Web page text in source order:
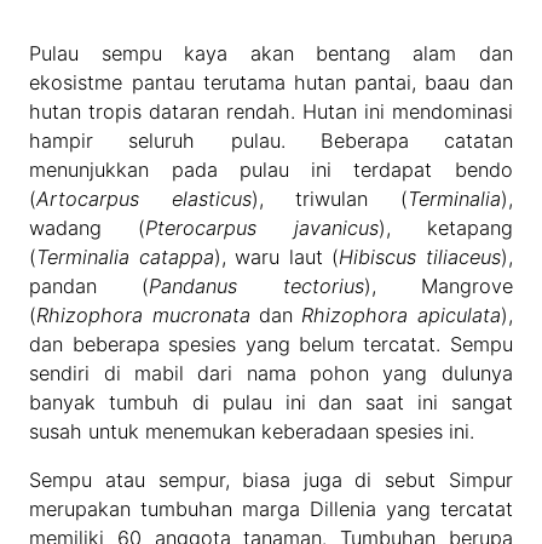
Pulau sempu kaya akan bentang alam dan
ekosistme pantau terutama hutan pantai, baau dan
hutan tropis dataran rendah. Hutan ini mendominasi
hampir seluruh pulau. Beberapa catatan
menunjukkan pada pulau ini terdapat bendo
(Artocarpus elasticus), triwulan (Terminalia),
wadang (Pterocarpus javanicus), ketapang
(Terminalia catappa), waru laut (Hibiscus tiliaceus),
pandan (Pandanus tectorius), Mangrove
(Rhizophora mucronata dan Rhizophora apiculata),
dan beberapa spesies yang belum tercatat. Sempu
sendiri di mabil dari nama pohon yang dulunya
banyak tumbuh di pulau ini dan saat ini sangat
susah untuk menemukan keberadaan spesies ini.
Sempu atau sempur, biasa juga di sebut Simpur
merupakan tumbuhan marga Dillenia yang tercatat
memiliki 60 anggota tanaman. Tumbuhan berupa